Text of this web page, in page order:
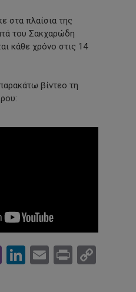
στα πλαίσια της
του Σακχαρώδη
κάθε χρόνο στις 14
βίντεο τη
ViberLinkedIn
Email
Print